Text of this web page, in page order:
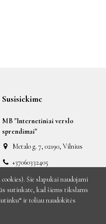
Susisiekime
MB "Internetiniai verslo
sprendimai"
Metalo g. 7, 02190, Vilnius
+37060332405
labas@auksiniai.lt
Šie slapukai naudojami
sutinkate, kad šiems tikslams
ir toliau naudokitės